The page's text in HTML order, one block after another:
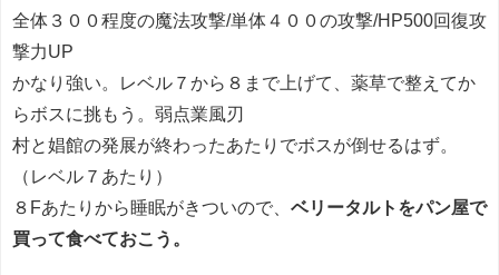
全体３００程度の魔法攻撃/単体４００の攻撃/HP500回復攻
撃力UP
かなり強い。レベル７から８まで上げて、薬草で整えてか
らボスに挑もう。弱点業風刃
村と娼館の発展が終わったあたりでボスが倒せるはず。
（レベル７あたり）
８Fあたりから睡眠がきついので、 ベリータルトをパン屋で
買って食べておこう。